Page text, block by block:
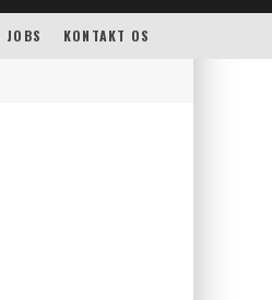
JOBS KONTAKT OS